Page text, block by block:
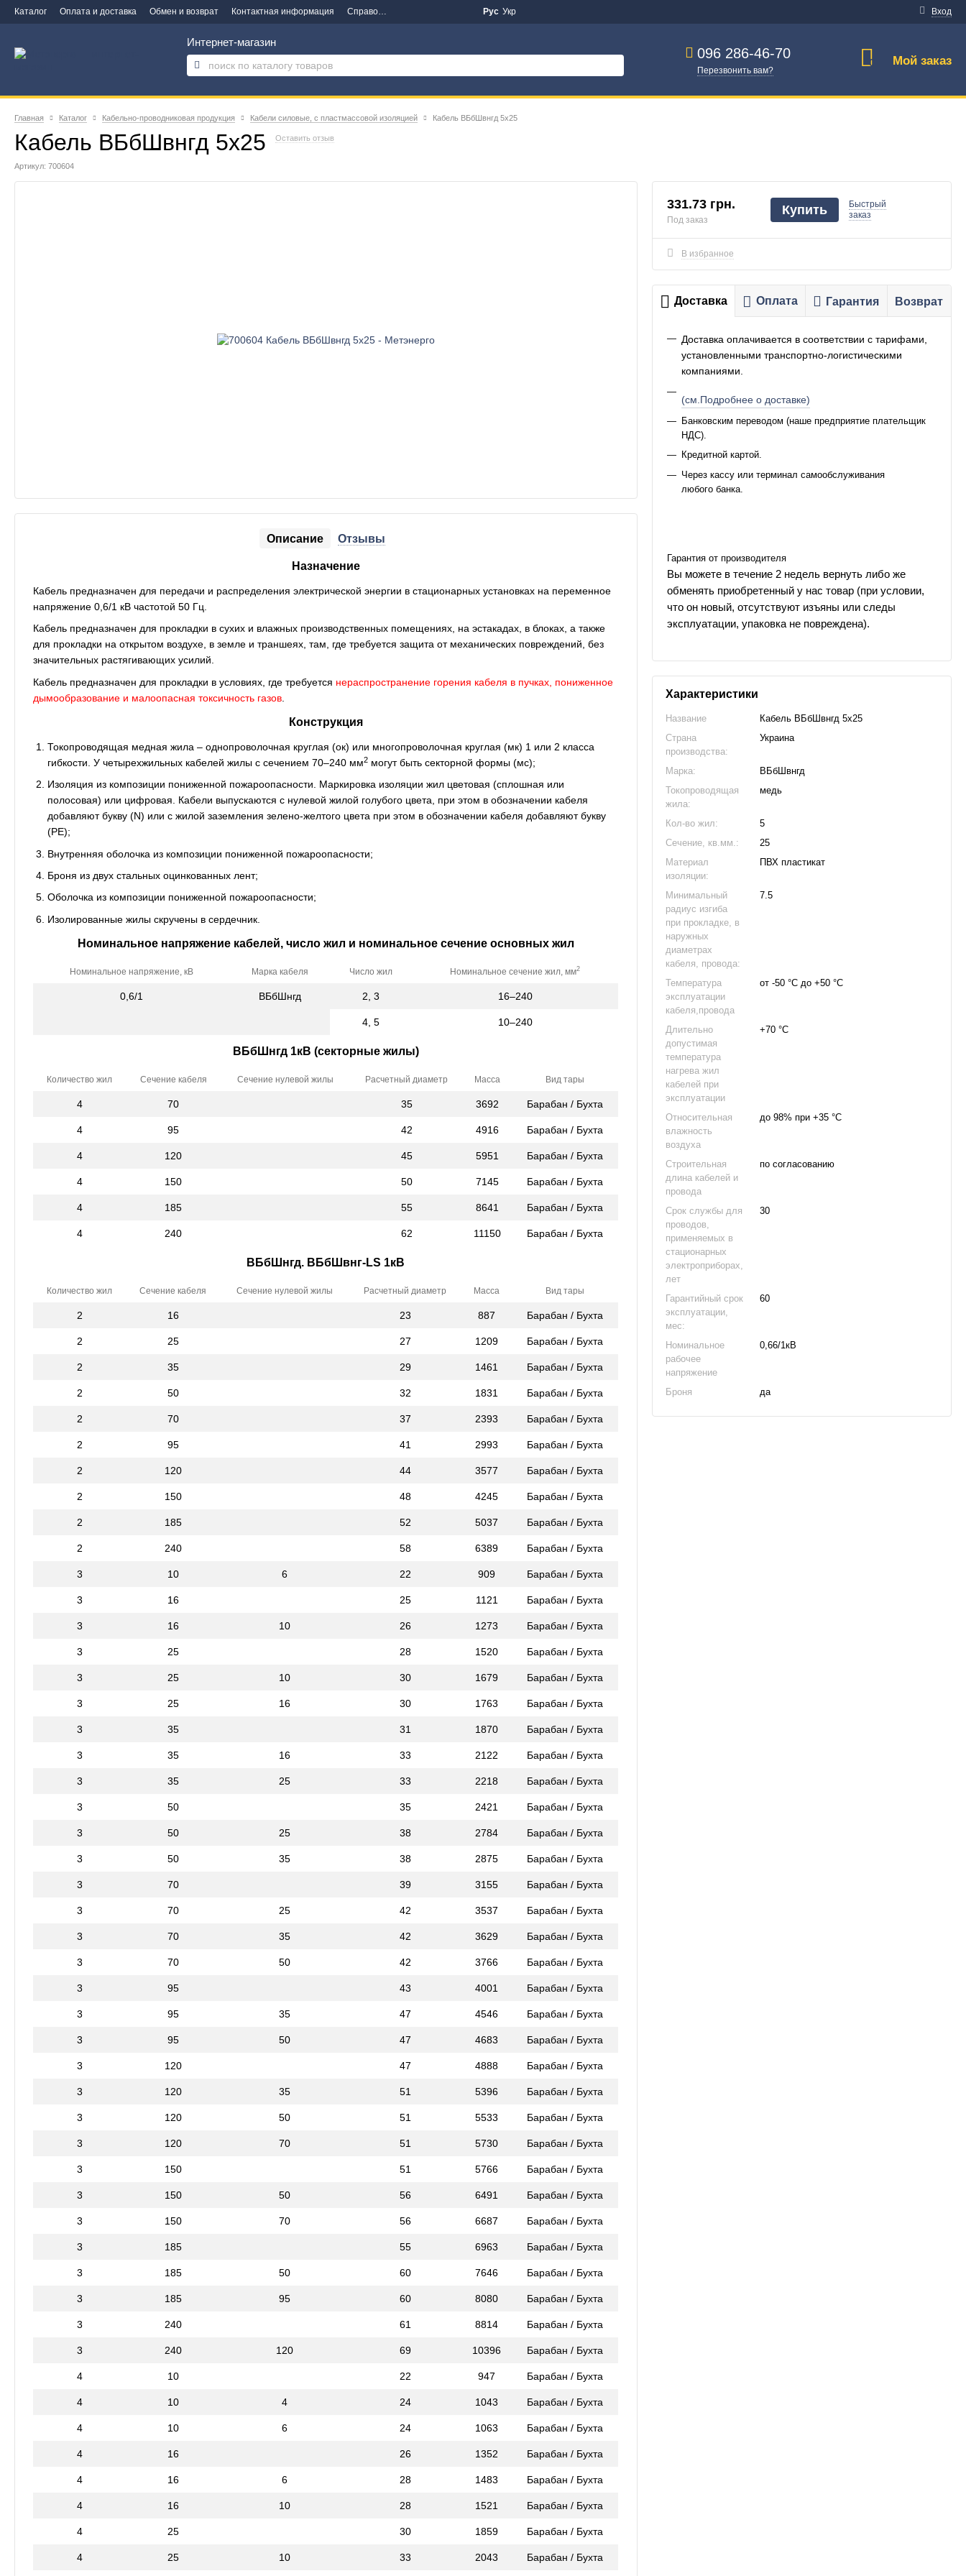
Каталог Оплата и доставка Обмен и возврат Контактная информация Справочная информация Новости Вход
Рус Укр
Интернет-магазин
096 286-46-70
Перезвонить вам?
0 Мой заказ
Главная Каталог Кабельно-проводниковая продукция Кабели силовые, с пластмассовой изоляцией Кабель ВБбШвнгд 5х25
Кабель ВБбШвнгд 5х25 Оставить отзыв
Артикул: 700604
Описание Отзывы
Назначение
Кабель предназначен для передачи и распределения электрической энергии в стационарных установках на переменное
напряжение 0,6/1 кВ частотой 50 Гц.
Кабель предназначен для прокладки в сухих и влажных производственных помещениях, на эстакадах, в блоках, а также
для прокладки на открытом воздухе, в земле и траншеях, там, где требуется защита от механических повреждений, без
значительных растягивающих усилий.
Кабель предназначен для прокладки в условиях, где требуется нераспространение горения кабеля в пучках, пониженное
дымообразование и малоопасная токсичность газов
Конструкция
Токопроводящая медная жила – однопроволочная круглая (ок) или многопроволочная круглая (мк) 1 или 2 класса
гибкости. У четырехжильных кабелей жилы с сечением 70–240 мм2 могут быть секторной формы (мс);
Изоляция из композиции пониженной пожароопасности. Маркировка изоляции жил цветовая (сплошная или
полосовая) или цифровая. Кабели выпускаются с нулевой жилой голубого цвета, при этом в обозначении кабеля
добавляют букву (N) или с жилой заземления зелено-желтого цвета при этом в обозначении кабеля добавляют букву
(РЕ);
Внутренняя оболочка из композиции пониженной пожароопасности;
Броня из двух стальных оцинкованных лент;
Оболочка из композиции пониженной пожароопасности;
Изолированные жилы скручены в сердечник.
Номинальное напряжение кабелей, число жил и номинальное сечение основных жил
Номинальное напряжение, кВ Марка кабеля Число жил Номинальное сечение жил, мм2
0,6/1 ВБбШнгд 2, 3 16–240
4, 5 10–240
ВБбШнгд 1кВ (секторные жилы)
Количество жил Сечение кабеля Сечение нулевой жилы Расчетный диаметр Масса Вид тары
4 70 35 3692 Барабан / Бухта
4 95 42 4916 Барабан / Бухта
4 120 45 5951 Барабан / Бухта
4 150 50 7145 Барабан / Бухта
4 185 55 8641 Барабан / Бухта
4 240 62 11150 Барабан / Бухта
ВБбШнгд. ВБбШвнг-LS 1кВ
Количество жил Сечение кабеля Сечение нулевой жилы Расчетный диаметр Масса Вид тары
2 16 23 887 Барабан / Бухта
2 25 27 1209 Барабан / Бухта
2 35 29 1461 Барабан / Бухта
2 50 32 1831 Барабан / Бухта
2 70 37 2393 Барабан / Бухта
2 95 41 2993 Барабан / Бухта
2 120 44 3577 Барабан / Бухта
2 150 48 4245 Барабан / Бухта
2 185 52 5037 Барабан / Бухта
2 240 58 6389 Барабан / Бухта
3 10 6 22 909 Барабан / Бухта
3 16 25 1121 Барабан / Бухта
3 16 10 26 1273 Барабан / Бухта
3 25 28 1520 Барабан / Бухта
3 25 10 30 1679 Барабан / Бухта
3 25 16 30 1763 Барабан / Бухта
3 35 31 1870 Барабан / Бухта
3 35 16 33 2122 Барабан / Бухта
3 35 25 33 2218 Барабан / Бухта
3 50 35 2421 Барабан / Бухта
3 50 25 38 2784 Барабан / Бухта
3 50 35 38 2875 Барабан / Бухта
3 70 39 3155 Барабан / Бухта
3 70 25 42 3537 Барабан / Бухта
3 70 35 42 3629 Барабан / Бухта
3 70 50 42 3766 Барабан / Бухта
3 95 43 4001 Барабан / Бухта
3 95 35 47 4546 Барабан / Бухта
3 95 50 47 4683 Барабан / Бухта
3 120 47 4888 Барабан / Бухта
3 120 35 51 5396 Барабан / Бухта
3 120 50 51 5533 Барабан / Бухта
3 120 70 51 5730 Барабан / Бухта
3 150 51 5766 Барабан / Бухта
3 150 50 56 6491 Барабан / Бухта
3 150 70 56 6687 Барабан / Бухта
3 185 55 6963 Барабан / Бухта
3 185 50 60 7646 Барабан / Бухта
3 185 95 60 8080 Барабан / Бухта
3 240 61 8814 Барабан / Бухта
3 240 120 69 10396 Барабан / Бухта
4 10 22 947 Барабан / Бухта
4 10 4 24 1043 Барабан / Бухта
4 10 6 24 1063 Барабан / Бухта
4 16 26 1352 Барабан / Бухта
4 16 6 28 1483 Барабан / Бухта
4 16 10 28 1521 Барабан / Бухта
4 25 30 1859 Барабан / Бухта
4 25 10 33 2043 Барабан / Бухта
331.73 грн.
Под заказ
Купить
Быстрый
заказ
В избранное
Доставка Оплата Гарантия Возврат
Доставка оплачивается в соответствии с тарифами,
установленными транспортно-логистическими
компаниями.
(см.Подробнее о доставке)
Банковским переводом (наше предприятие плательщик
НДС).
Кредитной картой.
Через кассу или терминал самообслуживания
любого банка.
Гарантия от производителя
Вы можете в течение 2 недель вернуть либо же
обменять приобретенный у нас товар (при условии,
что он новый, отсутствуют изъяны или следы
эксплуатации, упаковка не повреждена).
Характеристики
Название
Кабель ВБбШвнгд 5х25
Страна
производства:
Украина
Марка:
ВБбШвнгд
Токопроводящая
жила:
медь
Кол-во жил:
5
Сечение, кв.мм.:
25
Материал
изоляции:
ПВХ пластикат
Минимальный
радиус изгиба
при прокладке, в
наружных
диаметрах
кабеля, провода:
7.5
Температура
эксплуатации
кабеля,провода
от -50 °С до +50 °С
Длительно
допустимая
температура
нагрева жил
кабелей при
эксплуатации
+70 °С
Относительная
влажность
воздуха
до 98% при +35 °С
Строительная
длина кабелей и
провода
по согласованию
Срок службы для
проводов,
применяемых в
стационарных
электроприборах,
лет
30
Гарантийный срок
эксплуатации,
мес:
60
Номинальное
рабочее
напряжение
0,66/1кВ
Броня да